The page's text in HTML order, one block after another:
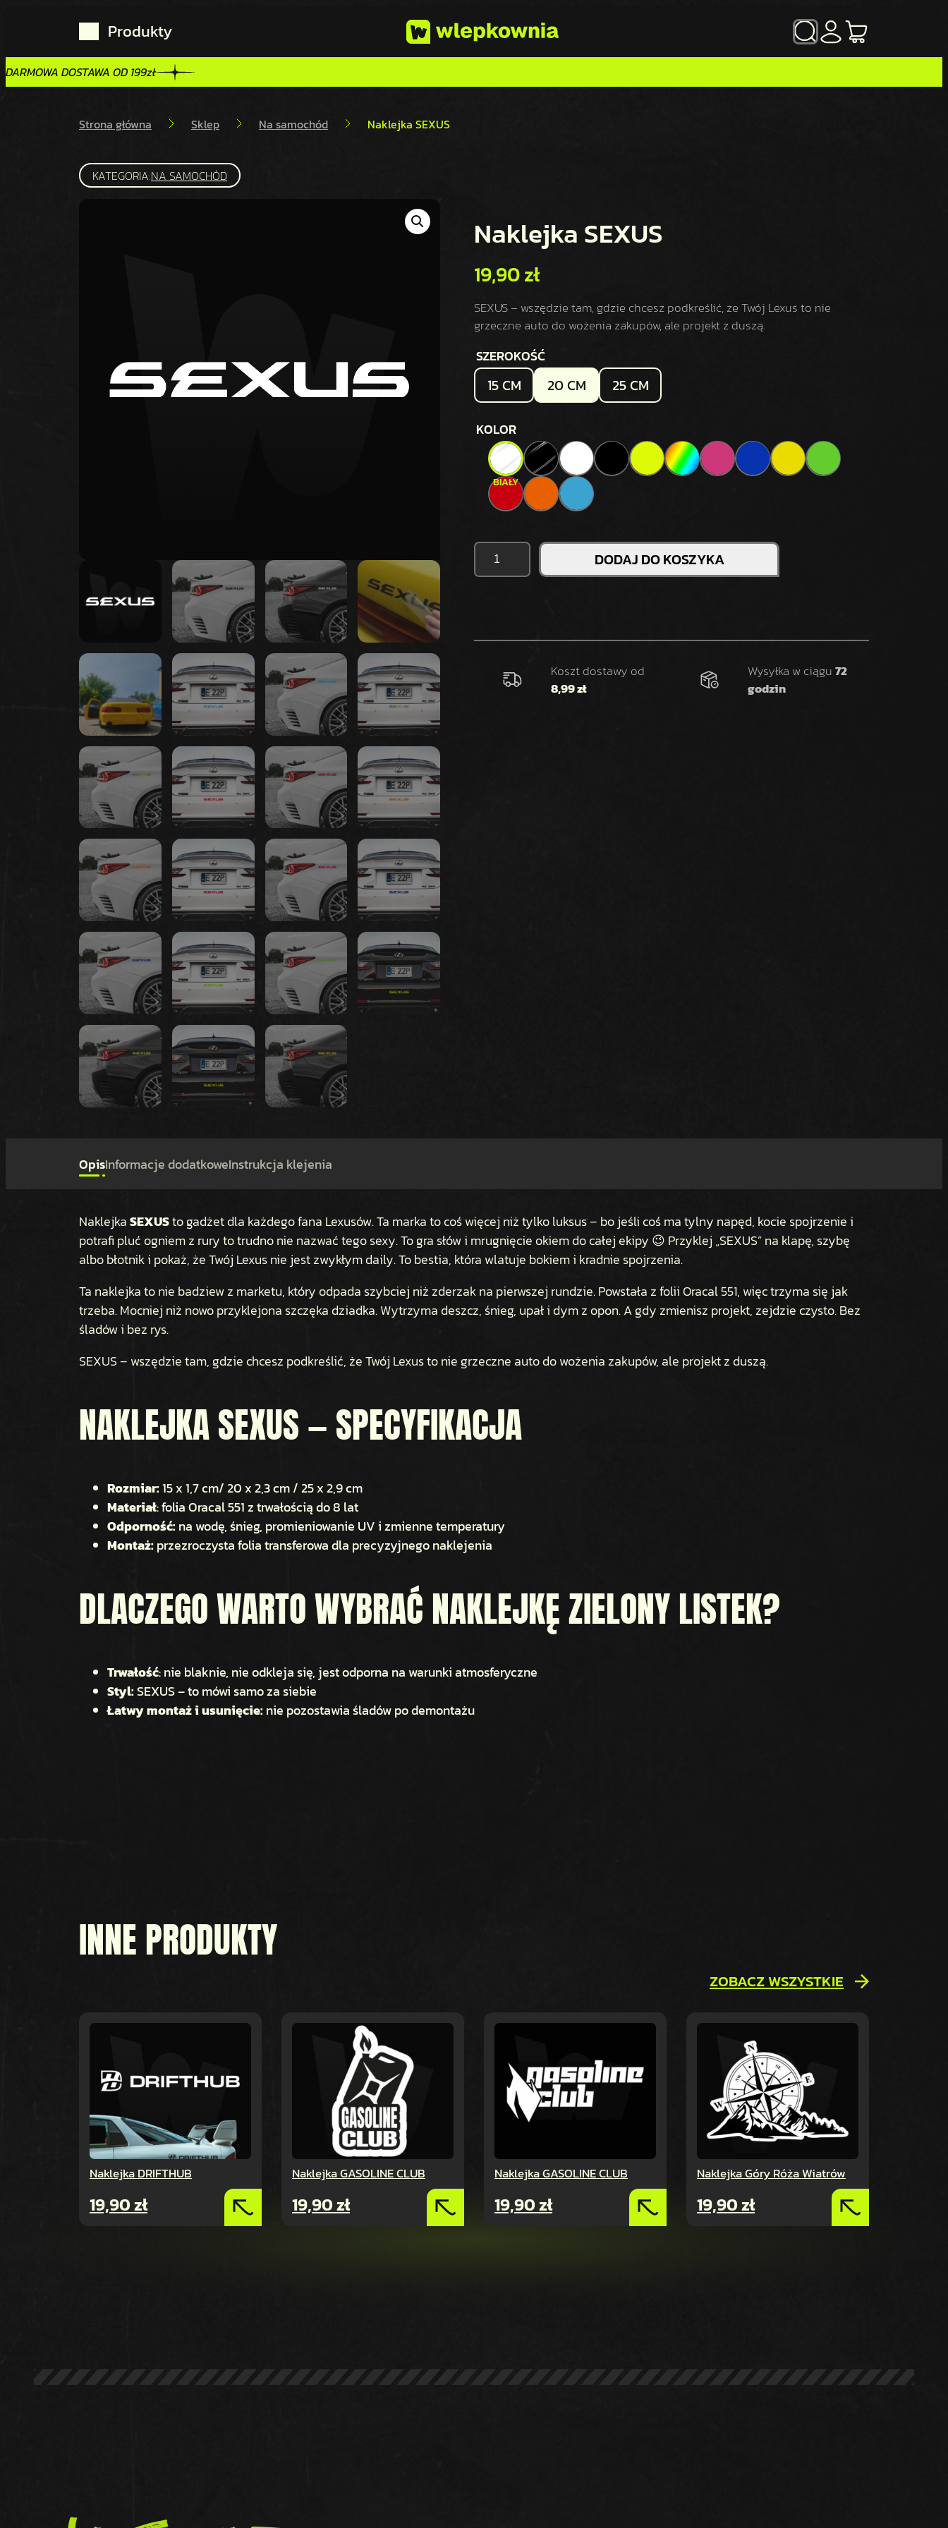
Produkty SZUKAJ
DARMOWA DOSTAWA OD 199zł
DARMOWA DOSTAWA OD 199zł
Strona główna Sklep Na samochód Naklejka SEXUS
KATEGORIA:NA SAMOCHÓD
Naklejka SEXUS
19,90zł
SEXUS – wszędzie tam, gdzie chcesz podkreślić, że Twój Lexus to nie
grzeczne auto do wożenia zakupów, ale projekt z duszą.
SZEROKOŚĆ
15 CM 20 CM 25 CM
KOLOR
I
O
DODAJ DO KOSZYKA
Koszt dostawy od
8,99 zł
Wysyłka w ciągu72
godzin
OpisInformacje dodatkoweInstrukcja klejenia
NaklejkaSEXUSto gadżet dla każdego fana Lexusów. Ta marka to coś więcej niż tylko luksus – bo jeśli coś ma tylny napęd, kocie spojrzenie i
potrafi pluć ogniem z rury to trudno nie nazwać tego sexy. To gra słów i mrugnięcie okiem do całej ekipy 😉 Przyklej „SEXUS” na klapę, szybę
albo błotnik i pokaż, że Twój Lexus nie jest zwykłym daily. To bestia, która wlatuje bokiem i kradnie spojrzenia.
Ta naklejka to nie badziew z marketu, który odpada szybciej niż zderzak na pierwszej rundzie. Powstała z folii Oracal 551, więc trzyma się jak
trzeba. Mocniej niż nowo przyklejona szczęka dziadka. Wytrzyma deszcz, śnieg, upał i dym z opon. A gdy zmienisz projekt, zejdzie czysto. Bez
śladów i bez rys.
SEXUS – wszędzie tam, gdzie chcesz podkreślić, że Twój Lexus to nie grzeczne auto do wożenia zakupów, ale projekt z duszą.
NAKLEJKA SEXUS — SPECYFIKACJA
Rozmiar:15 x 1,7 cm/ 20 x 2,3 cm / 25 x 2,9 cm
Materiał: folia Oracal 551 z trwałością do 8 lat
Odporność:na wodę, śnieg, promieniowanie UV i zmienne temperatury
Montaż:przezroczysta folia transferowa dla precyzyjnego naklejenia
DLACZEGO WARTO WYBRAĆ NAKLEJKĘ ZIELONY LISTEK?
Trwałość: nie blaknie, nie odkleja się, jest odporna na warunki atmosferyczne
Styl:SEXUS – to mówi samo za siebie
Łatwy montaż i usunięcie: nie pozostawia śladów po demontażu
INNE PRODUKTY
ZOBACZ WSZYSTKIE
Naklejka DRIFTHUB
19,90zł
Naklejka GASOLINE CLUB
19,90zł
Naklejka GASOLINE CLUB
19,90zł
Naklejka Góry Róża Wiatrów
19,90zł